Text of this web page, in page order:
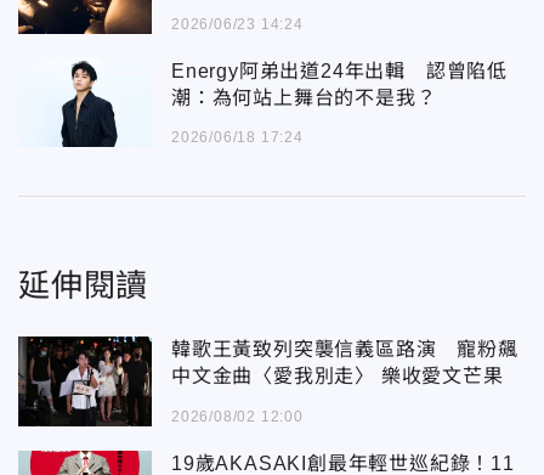
2026/06/23 14:24
Energy阿弟出道24年出輯 認曾陷低
潮：為何站上舞台的不是我？
2026/06/18 17:24
延伸閱讀
韓歌王黃致列突襲信義區路演 寵粉飆
中文金曲〈愛我別走〉 樂收愛文芒果
2026/08/02 12:00
19歲AKASAKI創最年輕世巡紀錄！11